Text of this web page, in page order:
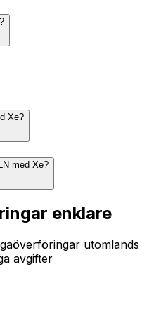
Xe?
med Xe?
enklare
utomlands
avgifter